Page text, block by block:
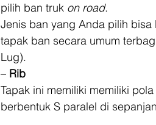
pilih ban truk on road.
Jenis ban yang Anda pilih
tapak ban secara umum
Lug).
– Rib
Tapak ini memiliki memiliki
berbentuk S paralel di